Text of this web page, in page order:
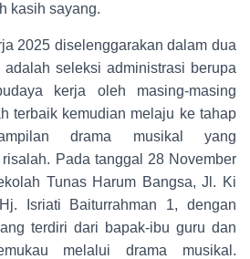
kasih sayang.
2025 diselenggarakan dalam dua
adalah seleksi administrasi berupa
kerja oleh masing-masing
terbaik kemudian melaju ke tahap
drama musikal yang
Pada tanggal 28 November
Tunas Harum Bangsa, Jl. Ki
Isriati Baiturrahman 1, dengan
terdiri dari bapak-ibu guru dan
melalui drama musikal.